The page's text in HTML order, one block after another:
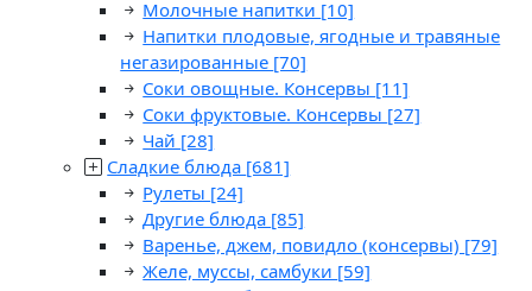
Молочные напитки [10]
Напитки плодовые, ягодные и травяные
негазированные [70]
Соки овощные. Консервы [11]
Соки фруктовые. Консервы [27]
Чай [28]
Сладкие блюда [681]
Рулеты [24]
Другие блюда [85]
Варенье, джем, повидло (консервы) [79]
Желе, муссы, самбуки [59]